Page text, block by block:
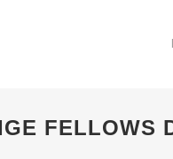
FELLOWS